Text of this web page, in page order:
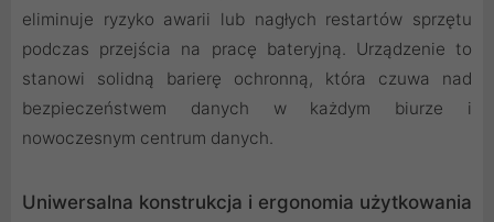
eliminuje ryzyko awarii lub nagłych restartów sprzętu
podczas przejścia na pracę bateryjną. Urządzenie to
stanowi solidną barierę ochronną, która czuwa nad
bezpieczeństwem danych w każdym biurze i
nowoczesnym centrum danych.
Uniwersalna konstrukcja i ergonomia użytkowania